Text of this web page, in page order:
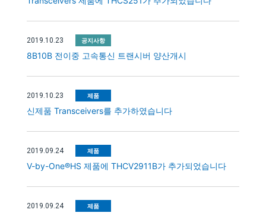
2019.10.23 공지사항
8B10B 전이중 고속통신 트랜시버 양산개시
2019.10.23 제품
신제품 Transceivers를 추가하였습니다
2019.09.24 제품
V-by-One®HS 제품에 THCV2911B가 추가되었습니다
2019.09.24 제품